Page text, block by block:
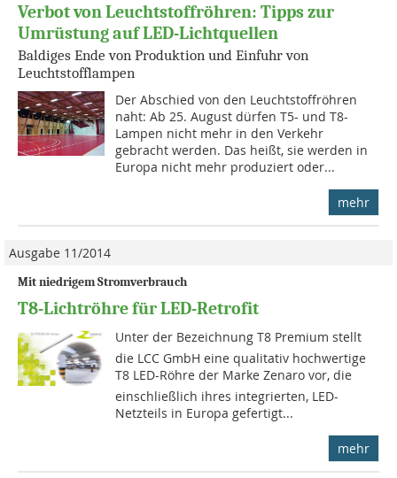
Verbot von Leuchtstoffröhren: Tipps zur
Umrüstung auf LED-Lichtquellen
Baldiges Ende von Produktion und Einfuhr von
Leuchtstofflampen
Der Abschied von den Leuchtstoffröhren
naht: Ab 25. August dürfen T5- und T8-
Lampen nicht mehr in den Verkehr
gebracht werden. Das heißt, sie werden in
Europa nicht mehr produziert oder...
mehr
Ausgabe 11/2014
Mit niedrigem Stromverbrauch
T8-Lichtröhre für LED-Retrofit
Unter der Bezeichnung T8 Premium stellt
die LCC GmbH eine qualitativ hochwertige
T8 LED-Röhre der Marke Zenaro vor, die
einschließlich ihres inte­grierten, LED-
Netzteils in Europa gefertigt...
mehr